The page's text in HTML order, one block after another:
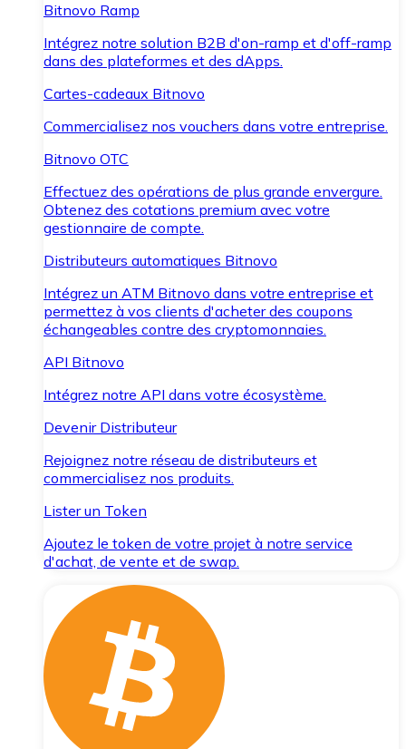
Bitnovo Ramp
Intégrez notre solution B2B d'on-ramp et d'off-ramp
dans des plateformes et des dApps.
Cartes-cadeaux Bitnovo
Commercialisez nos vouchers dans votre entreprise.
Bitnovo OTC
Effectuez des opérations de plus grande envergure.
Obtenez des cotations premium avec votre
gestionnaire de compte.
Distributeurs automatiques Bitnovo
Intégrez un ATM Bitnovo dans votre entreprise et
permettez à vos clients d'acheter des coupons
échangeables contre des cryptomonnaies.
API Bitnovo
Intégrez notre API dans votre écosystème.
Devenir Distributeur
Rejoignez notre réseau de distributeurs et
commercialisez nos produits.
Lister un Token
Ajoutez le token de votre projet à notre service
d'achat, de vente et de swap.